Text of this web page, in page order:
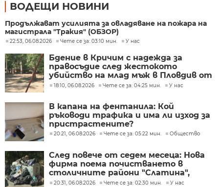
ВОДЕЩИ НОВИНИ
Продължават усилията за овладяване на пожара на
магистрала "Тракия" (ОБЗОР)
22:53, 06.08.2026 Чете се за: 03:10 мин. У нас
Бдение в Кричим с надежда за
правосъдие след жестокото
убийство на млад мъж в Пловдив от
тийнейджъри
18:10, 06.08.2026 Чете се за: 04:25 мин. У нас
В капана на фентанила: Кой
ръководи трафика и има ли изход за
пристрастените?
20:21, 06.08.2026 Чете се за: 05:22 мин. Общество
След повече от седем месеца: Нова
фирма поема почистването в
столичните райони "Слатина",
"Подуяне" и "Изгрев"
20:31, 06.08.2026 Чете се за: 02:30 мин. У нас